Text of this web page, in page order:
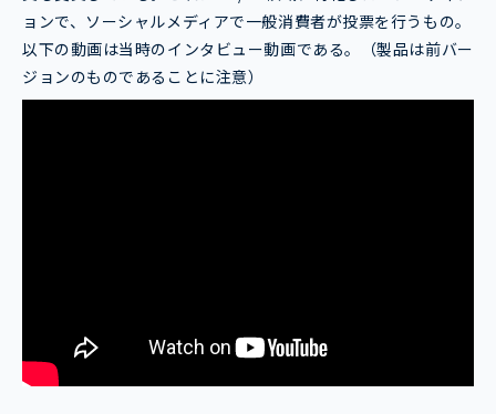
ョンで、ソーシャルメディアで一般消費者が投票を行うもの。
以下の動画は当時のインタビュー動画である。（製品は前バー
ジョンのものであることに注意）